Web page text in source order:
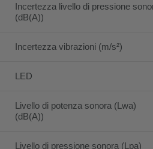
Incertezza livello di pressione
(dB(A))
Incertezza vibrazioni (m/s²)
LED
Livello di potenza sonora (Lwa)
(dB(A))
Livello di pressione sonora (Lpa)